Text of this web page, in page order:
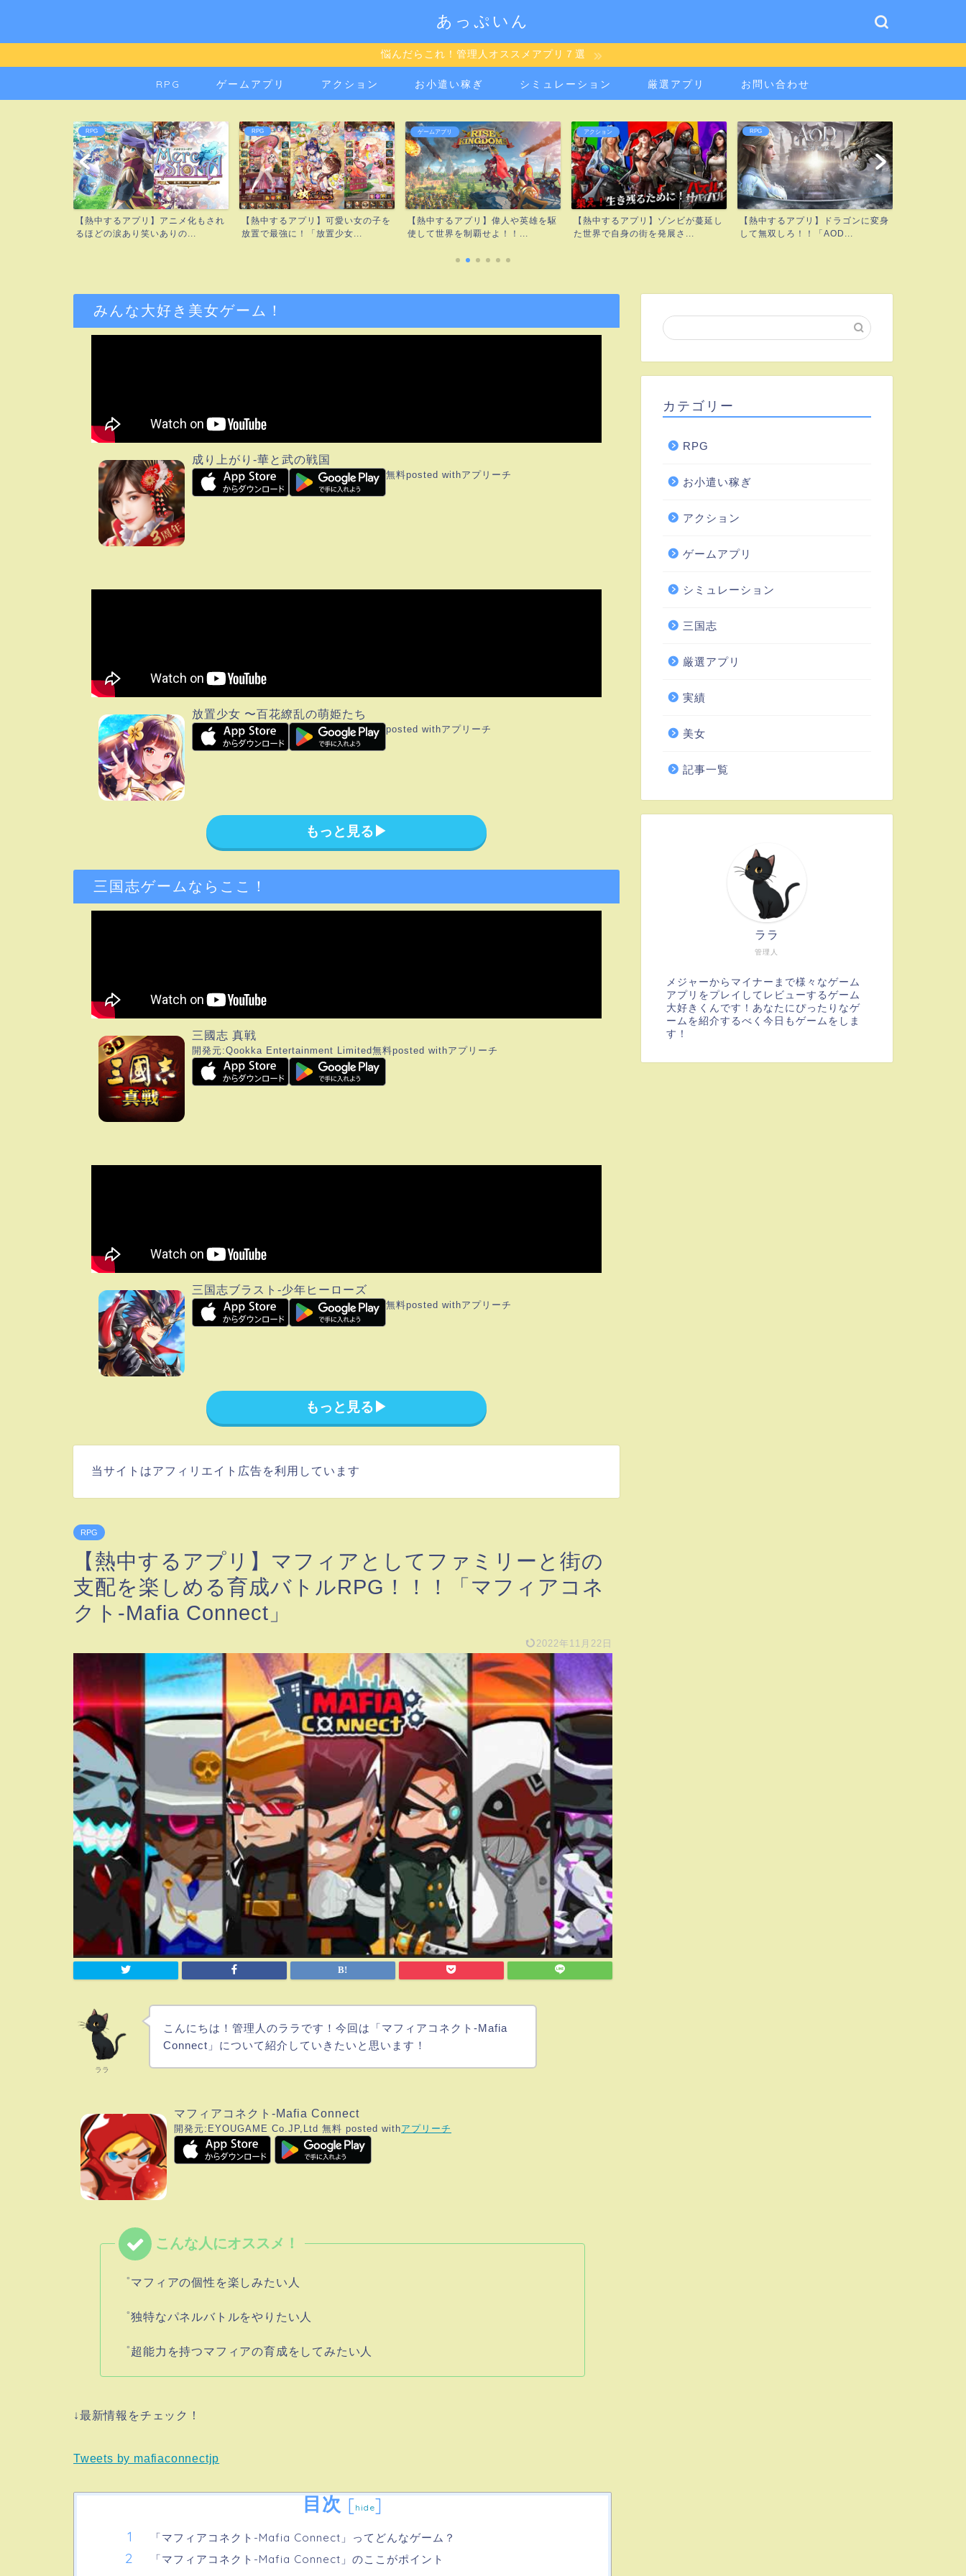
あっぷいん
悩んだらこれ！管理人オススメアプリ７選
RPG ゲームアプリ アクション お小遣い稼ぎ シミュレーション 厳選アプリ お問い合わせ
RPG
【熱中するアプリ】アニメ化もされ
るほどの涙あり笑いありの...
RPG
【熱中するアプリ】可愛い女の子を
放置で最強に！「放置少女...
ゲームアプリ
【熱中するアプリ】偉人や英雄を駆
使して世界を制覇せよ！！...
アクション
【熱中するアプリ】ゾンビが蔓延し
た世界で自身の街を発展さ...
RPG
【熱中するアプリ】ドラゴンに変身
して無双しろ！！「AOD...
みんな大好き美女ゲーム！
成り上がり-華と武の戦国
無料posted withアプリーチ
放置少女 〜百花繚乱の萌姫たち
posted withアプリーチ
もっと見る▶︎
三国志ゲームならここ！
三國志 真戦
開発元:Qookka Entertainment Limited無料posted withアプリーチ
三国志ブラスト-少年ヒーローズ
無料posted withアプリーチ
もっと見る▶︎
当サイトはアフィリエイト広告を利用しています
RPG
【熱中するアプリ】マフィアとしてファミリーと街の
支配を楽しめる育成バトルRPG！！！「マフィアコネ
クト-Mafia Connect」
2022年11月22日
ララ
こんにちは！管理人のララです！今回は「マフィアコネクト-Mafia
Connect」について紹介していきたいと思います！
マフィアコネクト-Mafia Connect
開発元: EYOUGAME Co.JP,Ltd 無料 posted withアプリーチ
゜マフィアの個性を楽しみたい人
゜独特なパネルバトルをやりたい人
゜超能力を持つマフィアの育成をしてみたい人
↓最新情報をチェック！
Tweets by mafiaconnectjp
目次 [hide]
「マフィアコネクト-Mafia Connect」ってどんなゲーム？
「マフィアコネクト-Mafia Connect」のここがポイント
カテゴリー
RPG
お小遣い稼ぎ
アクション
ゲームアプリ
シミュレーション
三国志
厳選アプリ
実績
美女
記事一覧
管理人
ララ
メジャーからマイナーまで様々なゲーム
アプリをプレイしてレビューするゲーム
大好きくんです！あなたにぴったりなゲ
ームを紹介するべく今日もゲームをしま
す！